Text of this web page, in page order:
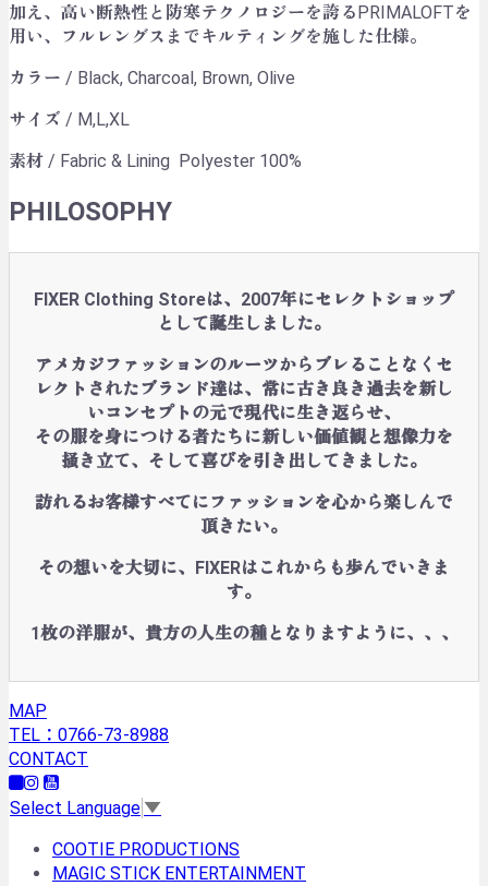
加え、高い断熱性と防寒テクノロジーを誇るPRIMALOFTを
用い、フルレングスまでキルティングを施した仕様。
カラー / Black, Charcoal, Brown, Olive
サイズ / M,L,XL
素材 / Fabric & Lining Polyester 100%
PHILOSOPHY
FIXER Clothing Storeは、2007年にセレクトショップ
として誕生しました。
アメカジファッションのルーツからブレることなくセ
レクトされたブランド達は、常に古き良き過去を新し
いコンセプトの元で現代に生き返らせ、
その服を身につける者たちに新しい価値観と想像力を
掻き立て、そして喜びを引き出してきました。
訪れるお客様すべてにファッションを心から楽しんで
頂きたい。
その想いを大切に、FIXERはこれからも歩んでいきま
す。
1枚の洋服が、貴方の人生の種となりますように、、、
MAP
TEL：0766-73-8988
CONTACT
Select Language ▼
COOTIE PRODUCTIONS
MAGIC STICK ENTERTAINMENT